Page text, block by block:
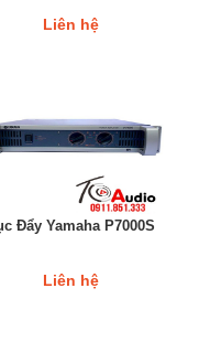
Liên hệ
Đẩy Yamaha P7000S
Liên hệ